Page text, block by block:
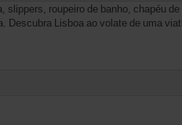
roupeiro de banho, chapéu
Lisboa ao volate de uma